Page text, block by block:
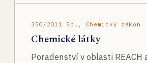
350/2011 Sb., Chemický zákon
Chemické látky
Poradenství v oblasti REACH